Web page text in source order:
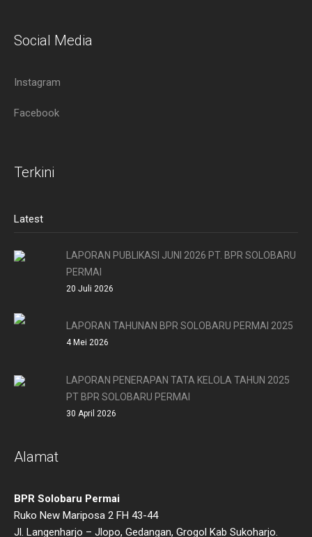
Social Media
Instagram
Facebook
Terkini
Latest
LAPORAN PUBLIKASI JUNI 2026 PT. BPR SOLOBARU
PERMAI
20 Juli 2026
LAPORAN TAHUNAN BPR SOLOBARU PERMAI 2025
4 Mei 2026
LAPORAN PENERAPAN TATA KELOLA TAHUN 2025
PT BPR SOLOBARU PERMAI
30 April 2026
Alamat
BPR Solobaru Permai
Ruko New Mariposa 2 FH 43-44
Jl. Langenharjo – Jlopo, Gedangan, Grogol Kab Sukoharjo.